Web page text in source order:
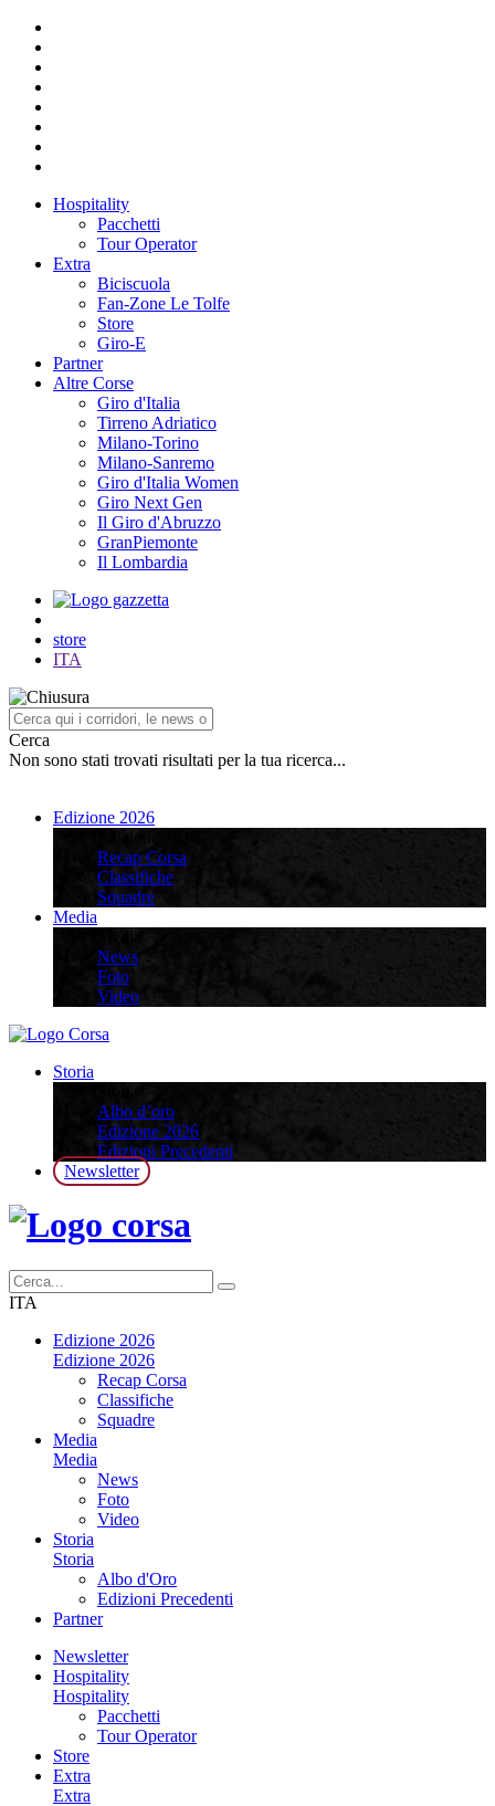
Hospitality
Pacchetti
Tour Operator
Extra
Biciscuola
Fan-Zone Le Tolfe
Store
Giro-E
Partner
Altre Corse
Giro d'Italia
Tirreno Adriatico
Milano-Torino
Milano-Sanremo
Giro d'Italia Women
Giro Next Gen
Il Giro d'Abruzzo
GranPiemonte
Il Lombardia
store
ITA
Cerca
Non sono stati trovati risultati per la tua ricerca...
Edizione 2026
Recap Corsa
Classifiche
Squadre
Media
News
Foto
Video
Storia
Albo d’oro
Edizione 2026
Edizioni Precedenti
Newsletter
ITA
Edizione 2026
Edizione 2026
Recap Corsa
Classifiche
Squadre
Media
Media
News
Foto
Video
Storia
Storia
Albo d'Oro
Edizioni Precedenti
Partner
Newsletter
Hospitality
Hospitality
Pacchetti
Tour Operator
Store
Extra
Extra